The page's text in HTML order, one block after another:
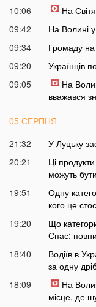
10:06
На
09:42
На Волині
09:34
Громаду на
09:20
Українців
09:05
На
вважався
05 СЕРПНЯ
21:32
У Луцьку
20:21
Ці
можуть
19:51
Одну
кого це
19:20
Що
Спас:
18:40
Водіїв в
за одну
18:09
На
місце, де